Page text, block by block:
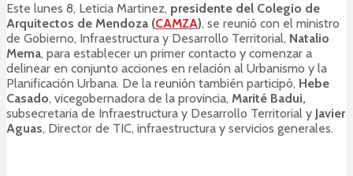
Este lunes 8, Leticia Martinez, presidente del Colegio de
Arquitectos de Mendoza (CAMZA), se reunió con el ministro
de Gobierno, Infraestructura y Desarrollo Territorial, Natalio
Mema, para establecer un primer contacto y comenzar a
delinear en conjunto acciones en relación al Urbanismo y la
Planificación Urbana. De la reunión también participó, Hebe
Casado, vicegobernadora de la provincia, Marité Badui,
subsecretaria de Infraestructura y Desarrollo Territorial y Javier
Aguas, Director de TIC, infraestructura y servicios generales.